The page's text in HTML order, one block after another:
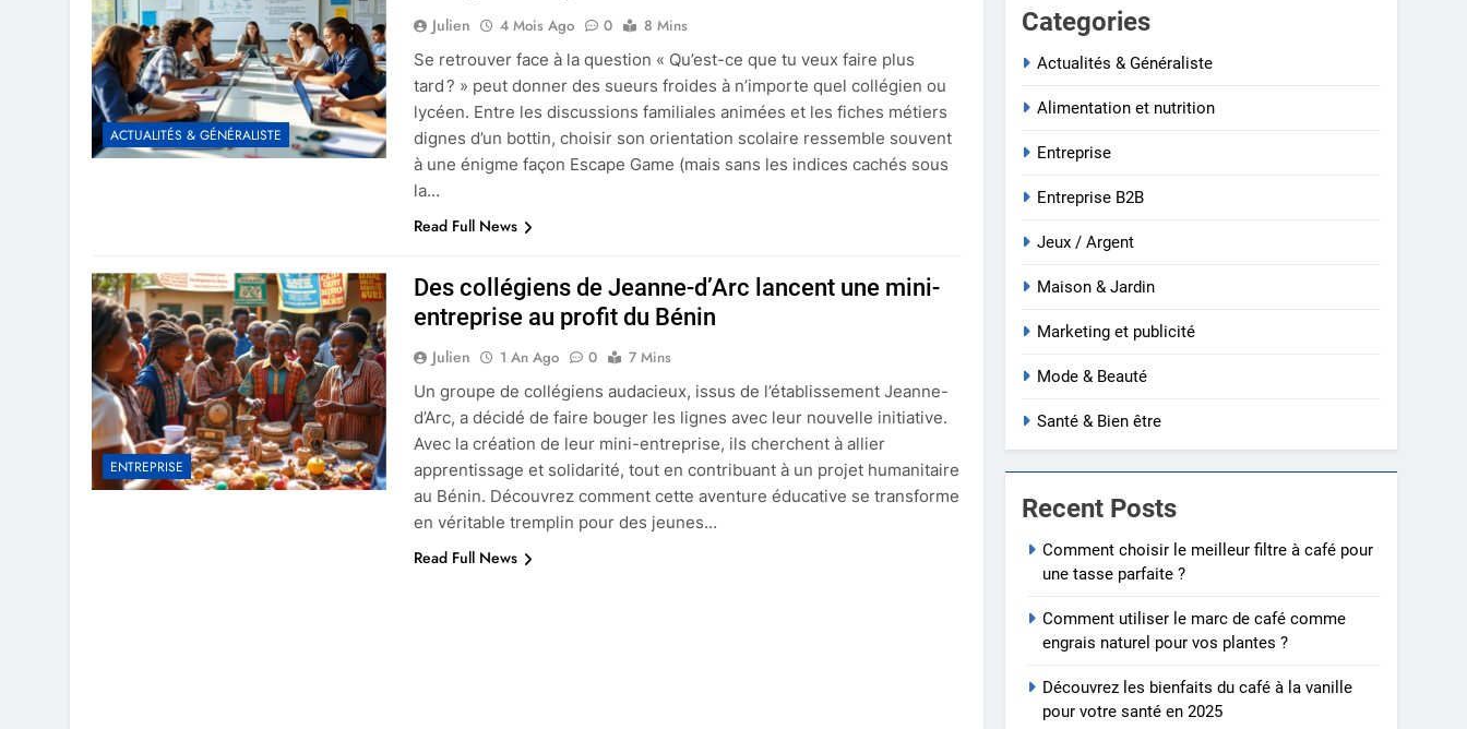
ACTUALITÉS & GÉNÉRALISTE
Julien 4 Mois Ago 0
8 Mins
Se retrouver face à la question « Qu’est-ce que tu veux faire plus
tard ? » peut donner des sueurs froides à n’importe quel collégien ou
lycéen. Entre les discussions familiales animées et les fiches métiers
dignes d’un bottin, choisir son orientation scolaire ressemble souvent
à une énigme façon Escape Game (mais sans les indices cachés sous
la…
Read Full News
ENTREPRISE
Des collégiens de Jeanne-d’Arc lancent une mini-
entreprise au profit du Bénin
Julien 1 An Ago 0
7 Mins
Un groupe de collégiens audacieux, issus de l’établissement Jeanne-
d’Arc, a décidé de faire bouger les lignes avec leur nouvelle initiative.
Avec la création de leur mini-entreprise, ils cherchent à allier
apprentissage et solidarité, tout en contribuant à un projet humanitaire
au Bénin. Découvrez comment cette aventure éducative se transforme
en véritable tremplin pour des jeunes…
Read Full News
Categories
Actualités & Généraliste
Alimentation et nutrition
Entreprise
Entreprise B2B
Jeux / Argent
Maison & Jardin
Marketing et publicité
Mode & Beauté
Santé & Bien être
Recent Posts
Comment choisir le meilleur filtre à café pour
une tasse parfaite ?
Comment utiliser le marc de café comme
engrais naturel pour vos plantes ?
Découvrez les bienfaits du café à la vanille
pour votre santé en 2025